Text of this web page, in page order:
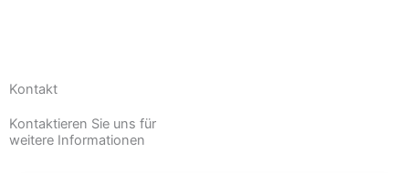
Kontakt
Kontaktieren Sie uns für
weitere Informationen